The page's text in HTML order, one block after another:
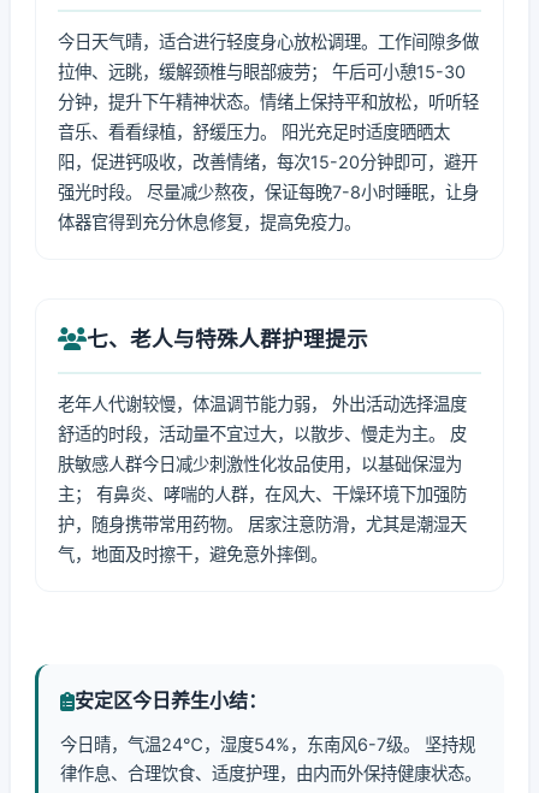
今日天气晴，适合进行轻度身心放松调理。工作间隙多做
拉伸、远眺，缓解颈椎与眼部疲劳； 午后可小憩15-30
分钟，提升下午精神状态。情绪上保持平和放松，听听轻
音乐、看看绿植，舒缓压力。 阳光充足时适度晒晒太
阳，促进钙吸收，改善情绪，每次15-20分钟即可，避开
强光时段。 尽量减少熬夜，保证每晚7-8小时睡眠，让身
体器官得到充分休息修复，提高免疫力。
七、老人与特殊人群护理提示
老年人代谢较慢，体温调节能力弱， 外出活动选择温度
舒适的时段，活动量不宜过大，以散步、慢走为主。 皮
肤敏感人群今日减少刺激性化妆品使用，以基础保湿为
主； 有鼻炎、哮喘的人群，在风大、干燥环境下加强防
护，随身携带常用药物。 居家注意防滑，尤其是潮湿天
气，地面及时擦干，避免意外摔倒。
安定区今日养生小结：
今日晴，气温24℃，湿度54%，东南风6-7级。 坚持规
律作息、合理饮食、适度护理，由内而外保持健康状态。